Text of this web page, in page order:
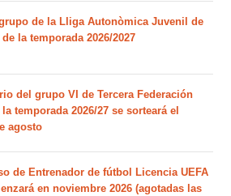
de la Lliga Autonòmica Juvenil de
la temporada 2026/2027
del grupo VI de Tercera Federación
la temporada 2026/27 se sorteará el
agosto
de Entrenador de fútbol Licencia UEFA
en noviembre 2026 (agotadas las